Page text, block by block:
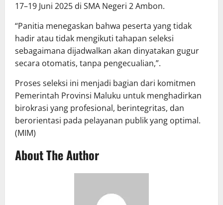
17–19 Juni 2025 di SMA Negeri 2 Ambon.
“Panitia menegaskan bahwa peserta yang tidak
hadir atau tidak mengikuti tahapan seleksi
sebagaimana dijadwalkan akan dinyatakan gugur
secara otomatis, tanpa pengecualian,”.
Proses seleksi ini menjadi bagian dari komitmen
Pemerintah Provinsi Maluku untuk menghadirkan
birokrasi yang profesional, berintegritas, dan
berorientasi pada pelayanan publik yang optimal.
(MIM)
About The Author